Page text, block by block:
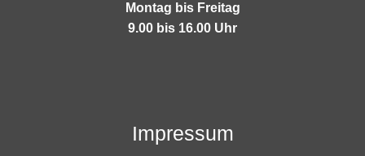
Montag bis Freitag
9.00 bis 16.00 Uhr
Impressum